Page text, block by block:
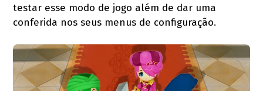
testar esse modo de jogo além de dar uma
conferida nos seus menus de configuração.